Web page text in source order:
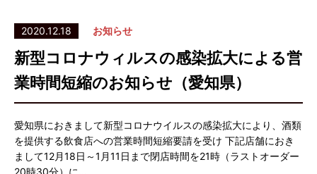
2020.12.18 お知らせ
新型コロナウィルスの感染拡大による営
業時間短縮のお知らせ（愛知県）
愛知県におきまして新型コロナウイルスの感染拡大により、酒類
を提供する飲食店への営業時間短縮要請を受け 下記店舗におき
まして12月18日～1月11日まで閉店時間を21時（ラストオーダー
20時30分）に…